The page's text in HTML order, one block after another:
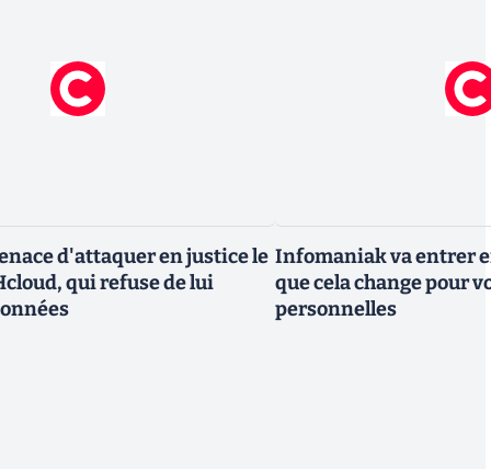
d'attaquer en justice le
qui refuse de lui
Infomaniak va entrer
que cela change pour
personnelles